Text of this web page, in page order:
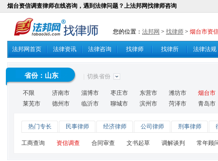
烟台资信调查律师在线咨询，遇到法律问题？上法邦网找律师咨询
省份： 山东 切换省份
不限 济南市 淄博市 枣庄市 东营市 潍坊市
烟台市
莱芜市
德州市 临沂市 聊城市 滨州市 菏泽市 青岛市
热门专长 民事律师 经济律师 公司律师 刑事律师
工商查询 资信调查 合同审查 文书起草 调解谈判 常年顾
您的位置： 法邦网 > 找律师 > 烟台市资
法邦网首页 法律资讯 法律咨询 找律师 找律所 法律法规